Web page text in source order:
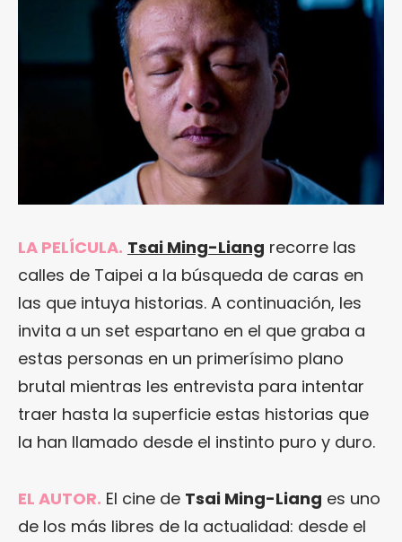
LA PELÍCULA. Tsai Ming-Liang recorre las
calles de Taipei a la búsqueda de caras en
las que intuya historias. A continuación, les
invita a un set espartano en el que graba a
estas personas en un primerísimo plano
brutal mientras les entrevista para intentar
traer hasta la superficie estas historias que
la han llamado desde el instinto puro y duro.
EL AUTOR. El cine de Tsai Ming-Liang es uno
de los más libres de la actualidad: desde el